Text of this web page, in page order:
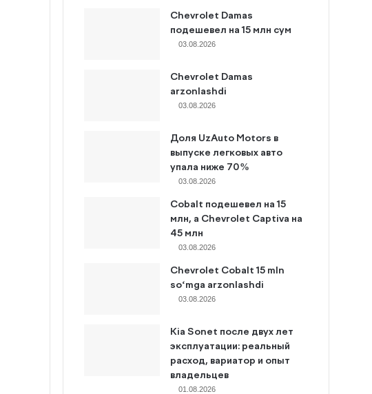
Chevrolet Damas
подешевел на 15 млн сум
03.08.2026
Chevrolet Damas
arzonlashdi
03.08.2026
Доля UzAuto Motors в
выпуске легковых авто
упала ниже 70%
03.08.2026
Cobalt подешевел на 15
млн, а Chevrolet Captiva на
45 млн
03.08.2026
Chevrolet Cobalt 15 mln
so‘mga arzonlashdi
03.08.2026
Kia Sonet после двух лет
эксплуатации: реальный
расход, вариатор и опыт
владельцев
01.08.2026